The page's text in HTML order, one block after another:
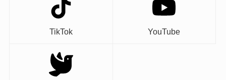
TikTok YouTube